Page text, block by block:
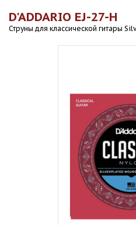
D'ADDARIO EJ-27-H
Струны для классической гитары